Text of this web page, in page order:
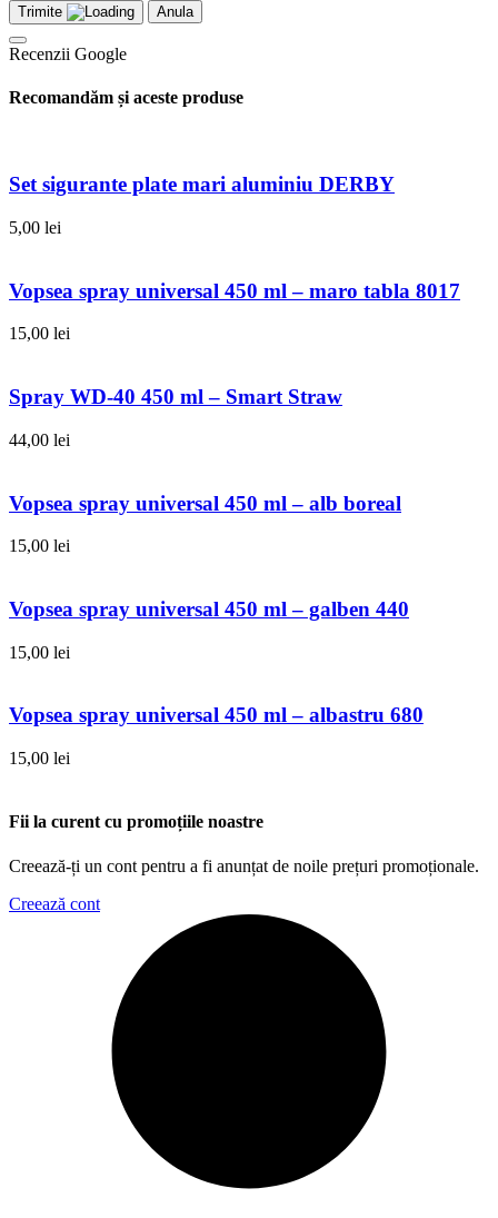
Trimite Anula
Recenzii Google
Recomandăm și aceste produse
Set sigurante plate mari aluminiu DERBY
5,00 lei
Vopsea spray universal 450 ml – maro tabla 8017
15,00 lei
Spray WD-40 450 ml – Smart Straw
44,00 lei
Vopsea spray universal 450 ml – alb boreal
15,00 lei
Vopsea spray universal 450 ml – galben 440
15,00 lei
Vopsea spray universal 450 ml – albastru 680
15,00 lei
Fii la curent cu promoțiile noastre
Creează-ți un cont pentru a fi anunțat de noile prețuri promoționale.
Creează cont